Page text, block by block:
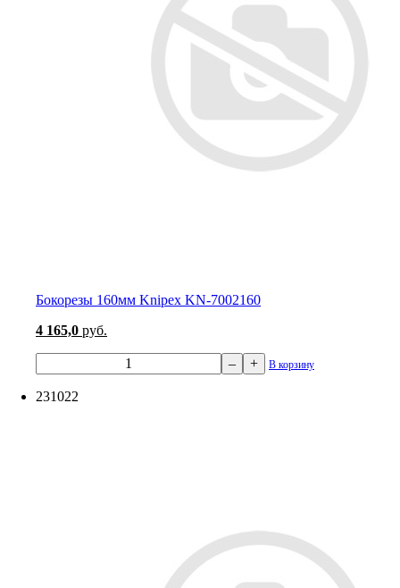
Бокорезы 160мм Knipex KN-7002160
4 165,0 руб.
– + В корзину
231022